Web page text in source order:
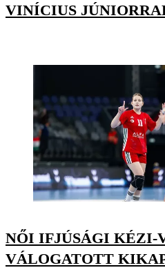
VINÍCIUS
NŐI IFJÚSÁGI KÉZI-
VÁLOGATOTT